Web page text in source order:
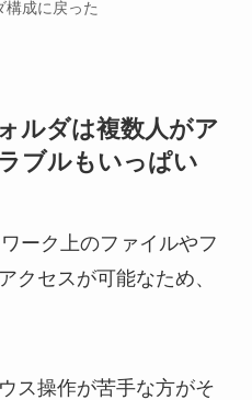
構成に戻った
ルダは複数人がア
ブルもいっぱい
ーク上のファイルやフ
クセスが可能なため、
ス操作が苦手な方がそ